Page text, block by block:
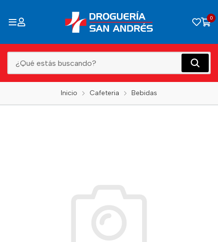
0
Inicio Cafeteria Bebidas